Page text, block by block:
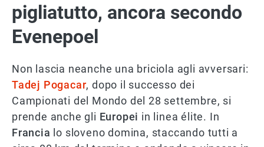
pigliatutto, ancora secondo
Evenepoel
Non lascia neanche una briciola agli avversari:
Tadej Pogacar, dopo il successo dei
Campionati del Mondo del 28 settembre, si
prende anche gli Europei in linea élite. In
Francia lo sloveno domina, staccando tutti a